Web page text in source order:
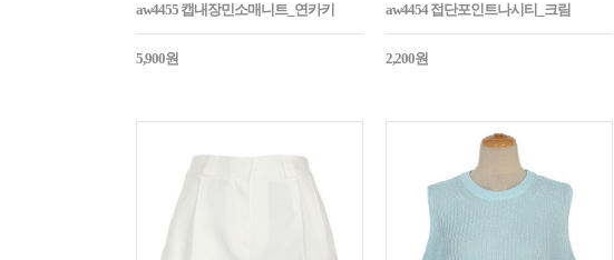
aw4455 캡내장민소매니트_연카키
5,900원
aw4454 접단포인트나시티_크림
2,200원